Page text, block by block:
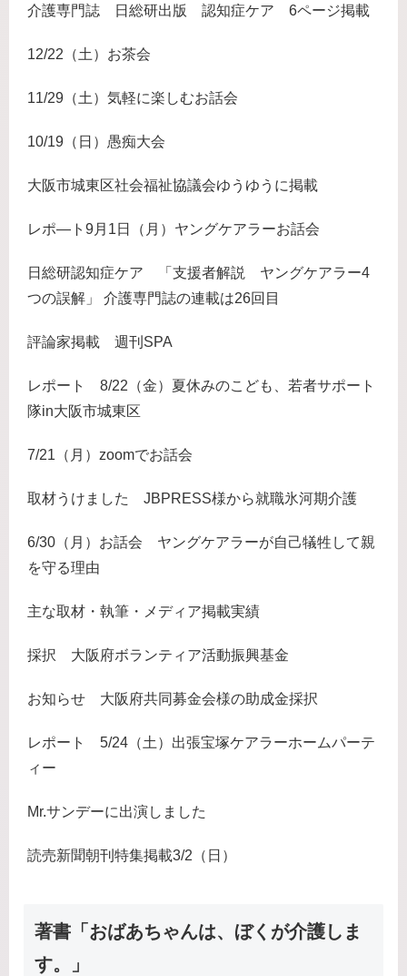
介護専門誌 日総研出版 認知症ケア 6ページ掲載
12/22（土）お茶会
11/29（土）気軽に楽しむお話会
10/19（日）愚痴大会
大阪市城東区社会福祉協議会ゆうゆうに掲載
レポ―ト9月1日（月）ヤングケアラーお話会
日総研認知症ケア 「支援者解説 ヤングケアラー4
つの誤解」 介護専門誌の連載は26回目
評論家掲載 週刊SPA
レポート 8/22（金）夏休みのこども、若者サポート
隊in大阪市城東区
7/21（月）zoomでお話会
取材うけました JBPRESS様から就職氷河期介護
6/30（月）お話会 ヤングケアラーが自己犠牲して親
を守る理由
主な取材・執筆・メディア掲載実績
採択 大阪府ボランティア活動振興基金
お知らせ 大阪府共同募金会様の助成金採択
レポート 5/24（土）出張宝塚ケアラーホームパーテ
ィー
Mr.サンデーに出演しました
読売新聞朝刊特集掲載3/2（日）
著書「おばあちゃんは、ぼくが介護しま
す。」